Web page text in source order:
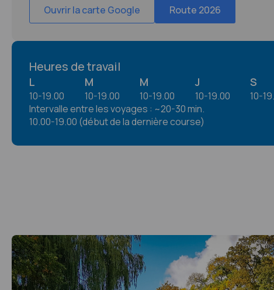
Ouvrir la carte Google Route 2026
Heures de travail
L
10-19.00
M
10-19.00
M
10-19.00
J
10-19.00
S
10-
Intervalle entre les voyages : ~20-30 min.
10.00-19.00 (début de la dernière course)